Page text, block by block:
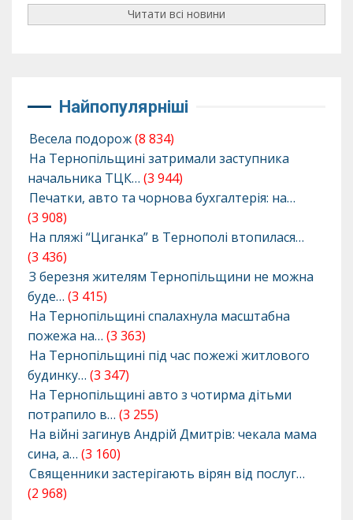
Читати всі новини
Найпопулярніші
Весела подорож(8 834)
На Тернопільщині затримали заступника
начальника ТЦК… (3 944)
Печатки, авто та чорнова бухгалтерія: на…
(3 908)
На пляжі “Циганка” в Тернополі втопилася…
(3 436)
З березня жителям Тернопільщини не можна
буде… (3 415)
На Тернопільщині спалахнула масштабна
пожежа на… (3 363)
На Тернопільщині під час пожежі житлового
будинку… (3 347)
На Тернопільщині авто з чотирма дітьми
потрапило в… (3 255)
На війні загинув Андрій Дмитрів: чекала мама
сина, а… (3 160)
Священники застерігають вірян від послуг…
(2 968)